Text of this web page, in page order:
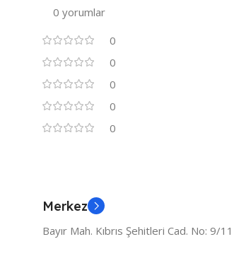
0 yorumlar
0
0
0
0
0
Merkez
Bayır Mah. Kıbrıs Şehitleri Cad. No: 9/11